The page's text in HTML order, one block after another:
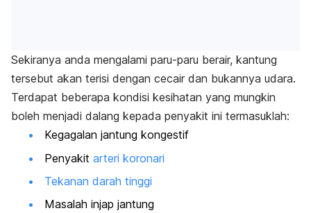
Sekiranya anda mengalami paru-paru berair, kantung
tersebut akan terisi dengan cecair dan bukannya udara.
Terdapat beberapa kondisi kesihatan yang mungkin
boleh menjadi dalang kepada penyakit ini termasuklah:
Kegagalan jantung kongestif
Penyakit arteri koronari
Tekanan darah tinggi
Masalah injap jantung